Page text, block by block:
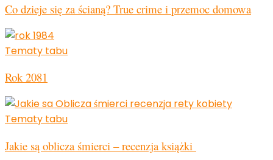
Co dzieje się za ścianą? True crime i przemoc domowa
Tematy tabu
Rok 2081
Tematy tabu
Jakie są oblicza śmierci – recenzja książki